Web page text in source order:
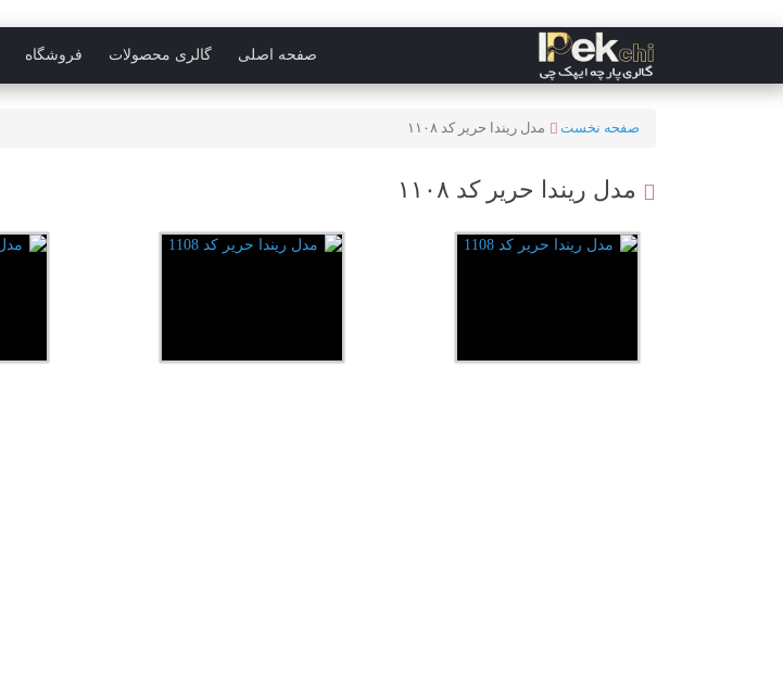
صفحه اصلی گالری محصولات فروشگاه
صفحه نخست مدل ریندا حریر کد ۱۱۰۸
مدل ریندا حریر کد ۱۱۰۸